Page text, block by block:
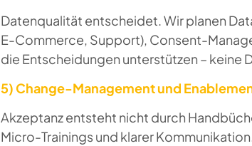
Datenqualität entscheidet. Wir planen
E-Commerce, Support), Consent-
die Entscheidungen unterstützen – keine
5) Change-Management und
Akzeptanz entsteht nicht durch
Micro-Trainings und klarer